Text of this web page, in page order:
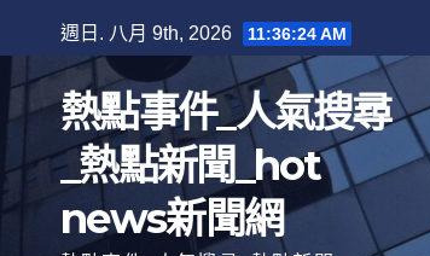
至
內
週日. 八月 9th, 2026 11:36:25 AM
熱點事件_人氣搜尋
_熱點新聞_hot
news新聞網